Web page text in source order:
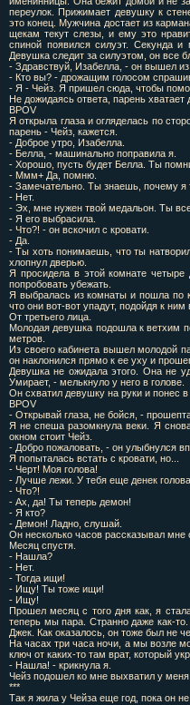
переулок. Прижимает девушку к
это конец. Мужчина достает из
щекам текут слезы, и ему это
спиной появился силуэт. Секунда
Девушка следит за силуэтом, он все
- Здравствуй, Изабелла, - он вышел из
- Кто вы? - дрожащим голосом
- Я - Чейз. Я пришел сюда, чтобы
Не дожидаясь ответа, парень хватает
BPOV
Я открыла глаза и огляделась по
парень - Чейз, кажется.
- Доброе утро, Изабелла.
- Белла, - машинально поправила я.
- Хорошо, пусть будет Белла. Ты
- Ммм+ Да, помню.
- Замечательно. Ты знаешь, почему я
- Нет.
- Эх, мне нужен твой медальон. Ты
- Я его выбрасила.
- Что?! - он вскочил с кровати.
- Да.
- Ты хоть понимаешь, что ты
хлопнул дверью.
Я просидела в этой комнате
попробовать убежать.
Я выбралась из комнаты и пошла по
что они вот-вот упадут, подойдя к
От третьего лица.
Молодая девушка подошла к ветхим
метров.
Из своего кабинета вышел молодой
он наклонился прямо к ее уху и
Девушка не ожидала этого. Она не
Умирает, - мелькнуло у него в голове.
Он схватил девушку на руки и понес в
BPOV
- Открывай глаза, не бойся, -
Я не спеша разомкнула веки. Я
окном стоит Чейз.
- Добро пожаловать, - он улыбнулся
Я попыталась встать с кровати, но...
- Черт! Моя голова!
- Лучше лежи. У тебя еще денек голова
- Что?!
- Ах, да! Ты теперь демон!
- Я кто?
- Демон! Ладно, слушай.
Он несколько часов рассказывал мне
Месяц спустя.
- Нашла?
- Нет.
- Тогда ищи!
- Ищу! Ты тоже ищи!
- Ищу!
Прошел месяц с того дня как, я
теперь мы пара. Странно даже как-
Джек. Как оказалось, он тоже был не
На часах три часа ночи, а мы возле
ключ от каких-то там врат, который
- Нашла! - крикнула я.
Чейз подошел ко мне выхватил у
***
Так я жила у Чейза еще год, пока он